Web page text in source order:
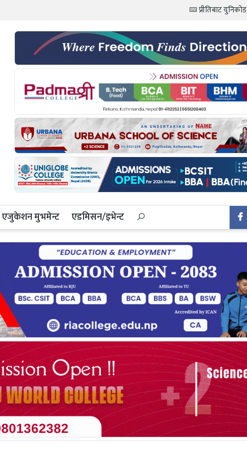
प्रीतिबाट युनिकोड
एजुकेशन मुभमेन्ट एडमिसन/इभेन्ट